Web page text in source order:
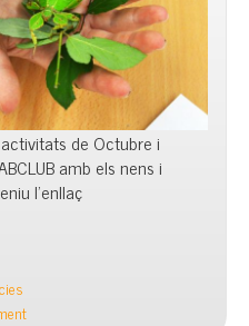
de Octubre i
amb els nens i
l’enllaç